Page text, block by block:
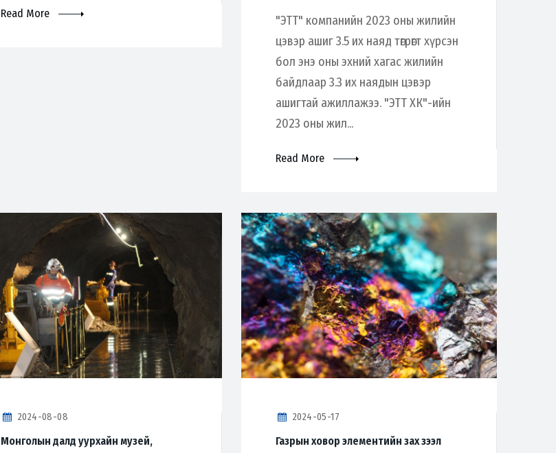
Read More
"ЭТТ" компанийн 2023 оны жилийн
цэвэр ашиг 3.5 их наяд төгрөгт хүрсэн
бол энэ оны эхний хагас жилийн
байдлаар 3.3 их наядын цэвэр
ашигтай ажиллажээ. "ЭТТ ХК"-ийн
2023 оны жил...
Read More
2024-08-08
Монголын далд уурхайн музей,
2024-05-17
Газрын ховор элементийн зах зээл